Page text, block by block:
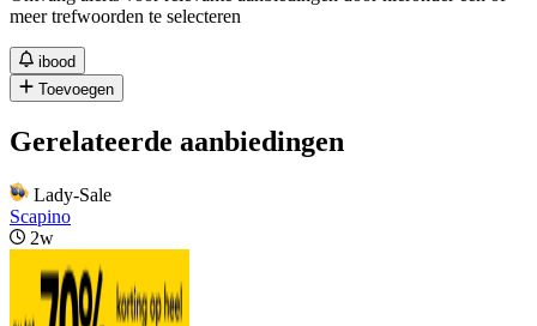
meer trefwoorden te selecteren
ibood
Toevoegen
Gerelateerde aanbiedingen
Lady-Sale
Scapino
2w